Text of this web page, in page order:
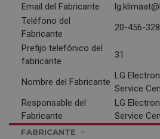
Email del Fabricante
Teléfono del
Fabricante
20-456-
Prefijo telefónico del
fabricante
31
Nombre del Fabricante
LG
Service
Responsable del
Fabricante
LG
Service
FABRICANTE